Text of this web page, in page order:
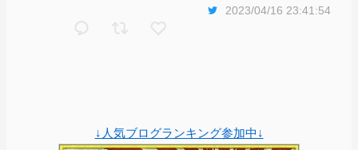
2023/04/16 23:41:54
↓人気ブログランキング参加中↓